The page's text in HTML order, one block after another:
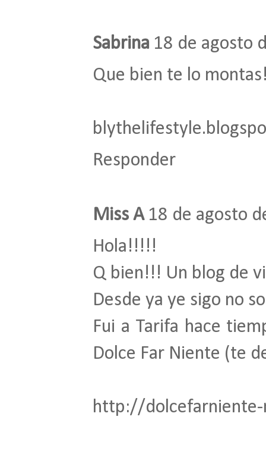
Sabrina 18 de agosto
Que bien te lo
Responder
Miss A 18 de agosto
Hola!!!!!
Q bien!!! Un blog de
Desde ya ye sigo no
Fui a Tarifa hace
Dolce Far Niente (te
http://dolcefarniente-